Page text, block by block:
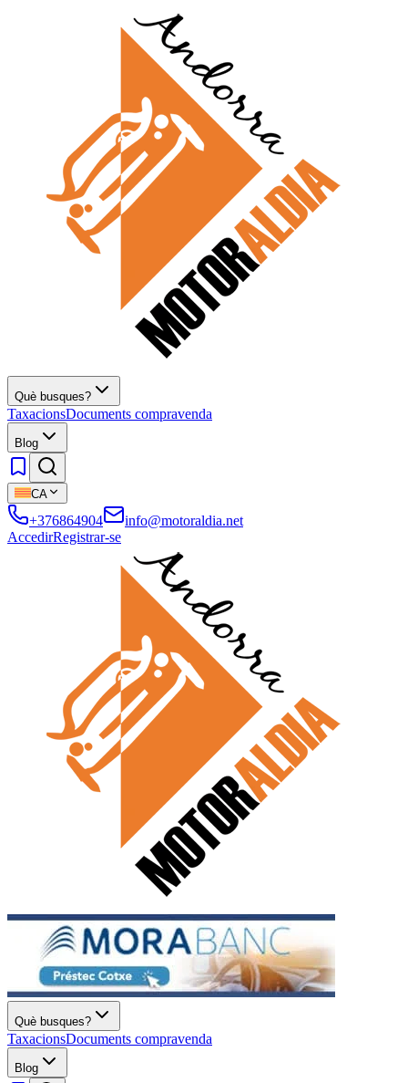
Què busques?
TaxacionsDocuments compravenda
Blog
CA
+376864904
info@motoraldia.net
AccedirRegistrar-se
Què busques?
TaxacionsDocuments compravenda
Blog